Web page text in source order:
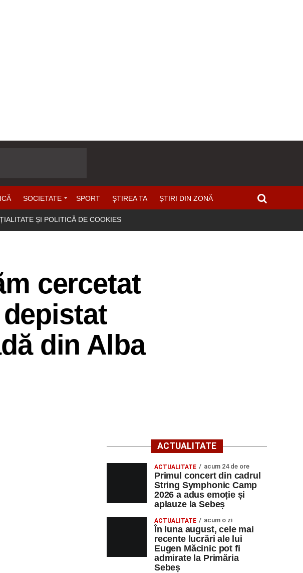
SOCIETATE SPORT ŞTIREA TA ȘTIRI DIN ZONĂ
ȘI POLITICĂ DE COOKIES
cercetat
din Alba
ACTUALITATE
ACTUALITATE acum 24 de ore
Primul concert din cadrul
String Symphonic Camp
2026 a adus emoție și
aplauze la Sebeș
ACTUALITATE acum o zi
În luna august, cele mai
recente lucrări ale lui
Eugen Măcinic pot fi
admirate la Primăria
Sebeș